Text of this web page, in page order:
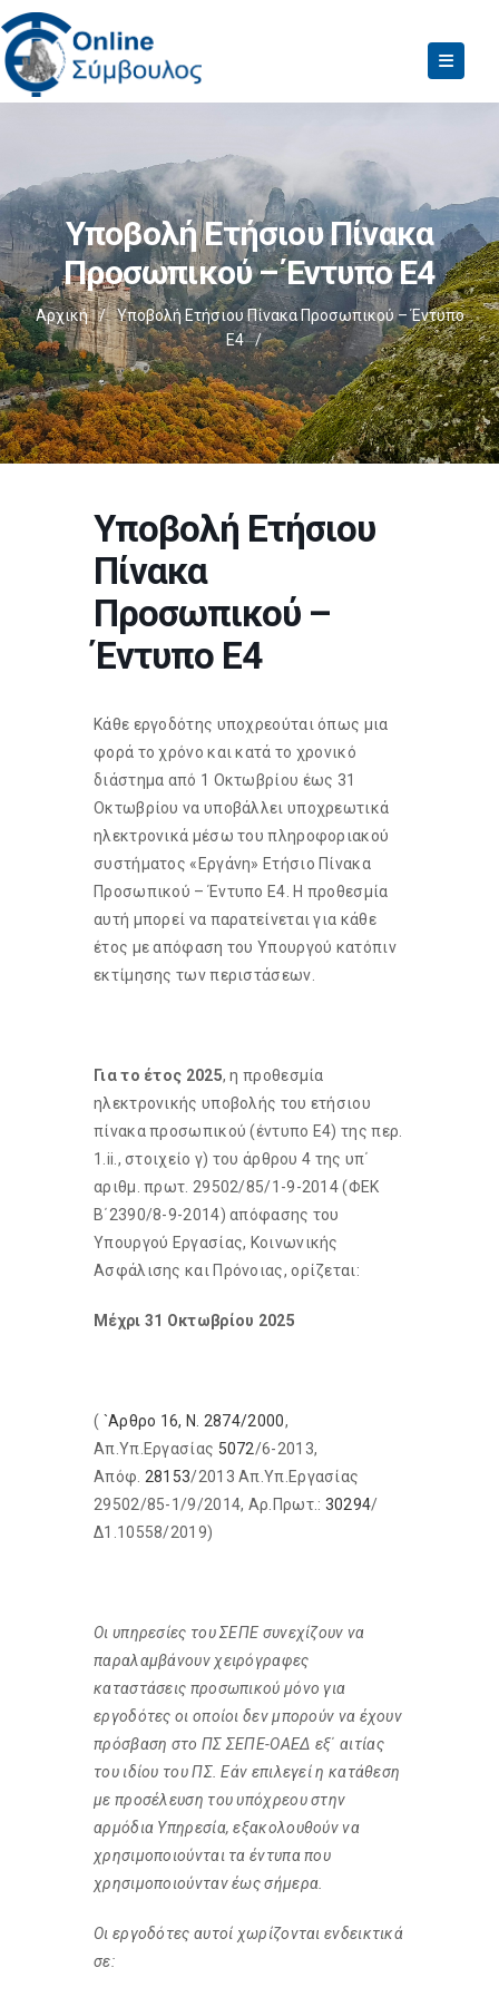
Υποβολή Ετήσιου Πίνακα
Προσωπικού – Έντυπο Ε4
Αρχική /
Υποβολή Ετήσιου Πίνακα Προσωπικού – Έντυπο
Ε4
/
Υποβολή Ετήσιου
Πίνακα
Προσωπικού –
Έντυπο Ε4
Κάθε εργοδότης υποχρεούται όπως μια
φορά το χρόνο και κατά το χρονικό
διάστημα από 1 Οκτωβρίου έως 31
Οκτωβρίου να υποβάλλει υποχρεωτικά
ηλεκτρονικά μέσω του πληροφοριακού
συστήματος «Εργάνη» Ετήσιο Πίνακα
Προσωπικού – Έντυπο Ε4. Η προθεσμία
αυτή μπορεί να παρατείνεται για κάθε
έτος με απόφαση του Υπουργού κατόπιν
εκτίμησης των περιστάσεων.
Για το έτος 2025, η προθεσμία
ηλεκτρονικής υποβολής του ετήσιου
πίνακα προσωπικού (έντυπο Ε4) της περ.
1.ii., στοιχείο γ) του άρθρου 4 της υπ΄
αριθμ. πρωτ. 29502/85/1-9-2014 (ΦΕΚ
Β΄2390/8-9-2014) απόφασης του
Υπουργού Εργασίας, Κοινωνικής
Ασφάλισης και Πρόνοιας, ορίζεται:
Μέχρι 31 Οκτωβρίου 2025
( `Αρθρο 16, Ν. 2874/2000,
Απ.Υπ.Εργασίας 5072/6-2013,
Απόφ. 28153/2013 Απ.Υπ.Εργασίας
29502/85-1/9/2014, Aρ.Πρωτ.: 30294/
Δ1.10558/2019)
Οι υπηρεσίες του ΣΕΠΕ συνεχίζουν να
παραλαμβάνουν χειρόγραφες
καταστάσεις προσωπικού μόνο για
εργοδότες οι οποίοι δεν μπορούν να έχουν
πρόσβαση στο ΠΣ ΣΕΠΕ-ΟΑΕΔ εξ΄ αιτίας
του ιδίου του ΠΣ. Εάν επιλεγεί η κατάθεση
με προσέλευση του υπόχρεου στην
αρμόδια Υπηρεσία, εξακολουθούν να
χρησιμοποιούνται τα έντυπα που
χρησιμοποιούνταν έως σήμερα.
Οι εργοδότες αυτοί χωρίζονται ενδεικτικά
σε: